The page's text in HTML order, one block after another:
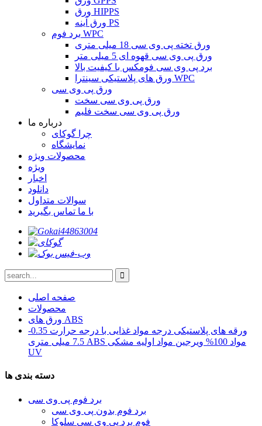
ورق HIPPS
ورق آینه PS
برد فوم WPC
ورق تخته پی وی سی 18 میلی متری
ورق پی وی سی قهوه ای 5 میلی متر
برد پی وی سی فومکس با کیفیت بالا
ورق های پلاستیکی سینترا WPC
ورق پی وی سی
ورق پی وی سی سخت
ورق پی وی سی سخت فلیم
درباره ما
چرا گوکای
نمایشگاه
محصولات ویژه
ویژه
اخبار
دانلود
سوالات متداول
با ما تماس بگیرید
صفحه اصلی
محصولات
ورق های ABS
ورقه های پلاستیکی درجه مواد غذایی با درجه حرارت 0.35-
7.5 میلی متری ABS مواد 100% ویرجین مواد اولیه مشکی
UV
دسته بندی ها
برد فوم پی وی سی
برد فوم بدون پی وی سی
فوم برد پی وی سی سلوکا